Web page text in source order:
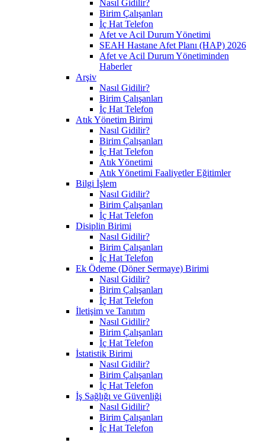
Nasıl Gidilir?
Birim Çalışanları
İç Hat Telefon
Afet ve Acil Durum Yönetimi
SEAH Hastane Afet Planı (HAP) 2026
Afet ve Acil Durum Yönetiminden
Haberler
Arşiv
Nasıl Gidilir?
Birim Çalışanları
İç Hat Telefon
Atık Yönetim Birimi
Nasıl Gidilir?
Birim Çalışanları
İç Hat Telefon
Atık Yönetimi
Atık Yönetimi Faaliyetler Eğitimler
Bilgi İşlem
Nasıl Gidilir?
Birim Çalışanları
İç Hat Telefon
Disiplin Birimi
Nasıl Gidilir?
Birim Çalışanları
İç Hat Telefon
Ek Ödeme (Döner Sermaye) Birimi
Nasıl Gidilir?
Birim Çalışanları
İç Hat Telefon
İletişim ve Tanıtım
Nasıl Gidilir?
Birim Çalışanları
İç Hat Telefon
İstatistik Birimi
Nasıl Gidilir?
Birim Çalışanları
İç Hat Telefon
İş Sağlığı ve Güvenliği
Nasıl Gidilir?
Birim Çalışanları
İç Hat Telefon